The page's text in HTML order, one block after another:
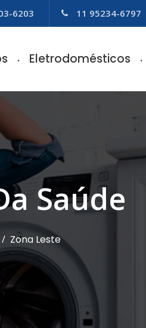
6203 11 95234-6797
Eletrodomésticos
Saúde
/ Zona Leste